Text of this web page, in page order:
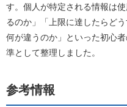
す。個人が特定される情報は
るのか」「上限に達したらど
何が違うのか」といった初心
準として整理しました。
参考情報